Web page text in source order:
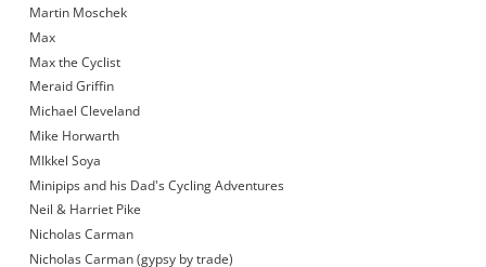
Martin Moschek
Max
Max the Cyclist
Meraid Griffin
Michael Cleveland
Mike Horwarth
MIkkel Soya
Minipips and his Dad's Cycling Adventures
Neil & Harriet Pike
Nicholas Carman
Nicholas Carman (gypsy by trade)